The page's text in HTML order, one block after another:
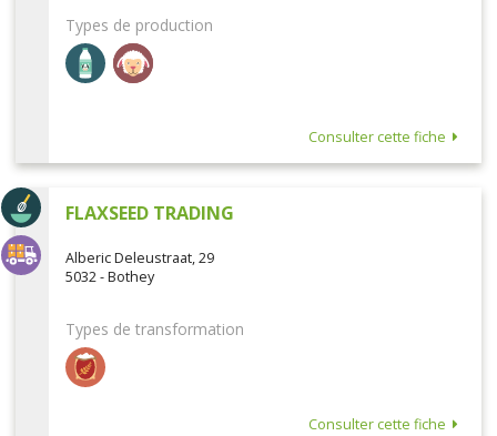
Types de production
Consulter cette fiche
FLAXSEED TRADING
Alberic Deleustraat, 29
5032 - Bothey
Types de transformation
Consulter cette fiche